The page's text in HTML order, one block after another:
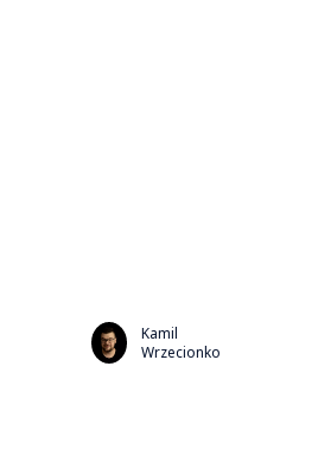
Kamil
Wrzecionko